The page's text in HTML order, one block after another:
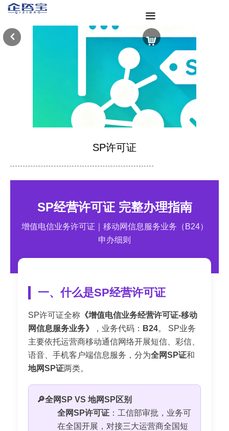
끀
SP许可证
SP经营许可证 完整办理指南
增值电信业务许可证｜移动网信息服务业务（B24）
申办细则
一、什么是SP经营许可证
SP许可证全称 《增值电信业务经营许可证-移动
网信息服务业务》
，业务代码： B24。 SP业务
主要依托运营商移动通信网络开展短信、彩信、
语音、手机客户端信息服务，分为全网SP证和
地网SP证两类。
🔎全网SP VS 地网SP区别
全网SP许可证 ：工信部审批，业务可
在全国开展，对接三大运营商全国短
낙
낒